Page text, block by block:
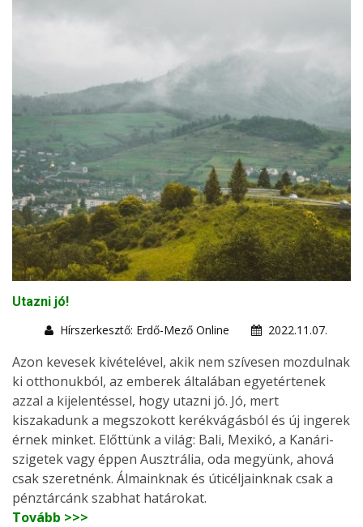
Utazni jó!
Hírszerkesztő: Erdő-Mező Online
2022.11.07.
Azon kevesek kivételével, akik nem szívesen mozdulnak
ki otthonukból, az emberek általában egyetértenek
azzal a kijelentéssel, hogy utazni jó. Jó, mert
kiszakadunk a megszokott kerékvágásból és új ingerek
érnek minket. Előttünk a világ: Bali, Mexikó, a Kanári-
szigetek vagy éppen Ausztrália, oda megyünk, ahová
csak szeretnénk. Álmainknak és úticéljainknak csak a
pénztárcánk szabhat határokat.
Tovább >>>